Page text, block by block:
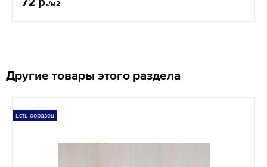
/м2
Другие товары этого раздела
Есть образец